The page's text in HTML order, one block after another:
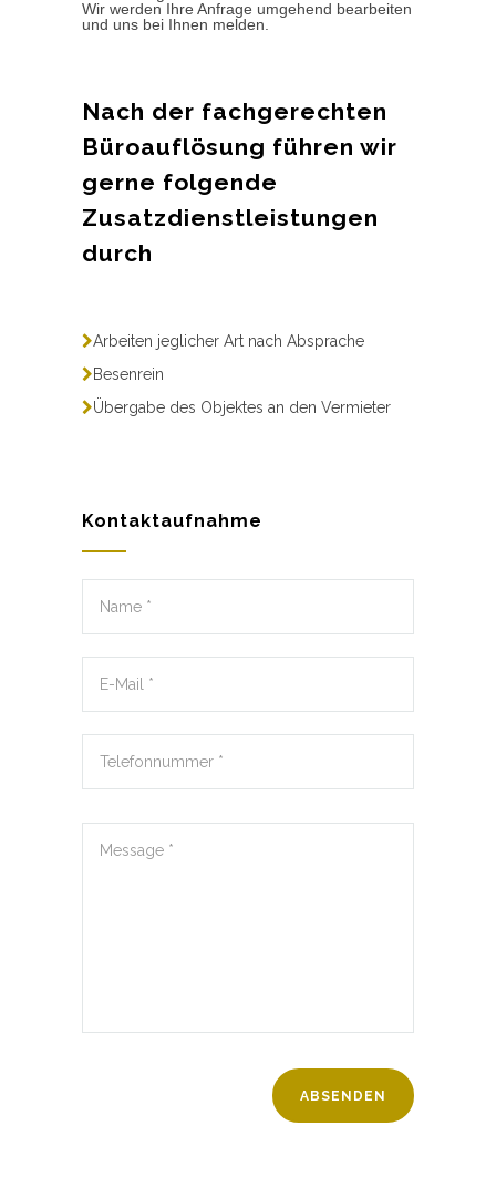
Wir werden Ihre Anfrage umgehend bearbeiten
und uns bei Ihnen melden.
Nach der fachgerechten
Büroauflösung führen wir
gerne folgende
Zusatzdienstleistungen
durch
Arbeiten jeglicher Art nach Absprache
Besenrein
Übergabe des Objektes an den Vermieter
Kontaktaufnahme